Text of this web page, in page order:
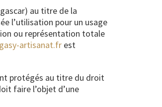
au titre de la
l’utilisation pour un usage
ou représentation totale
artisanat.fr est
protégés au titre du droit
faire l’objet d’une